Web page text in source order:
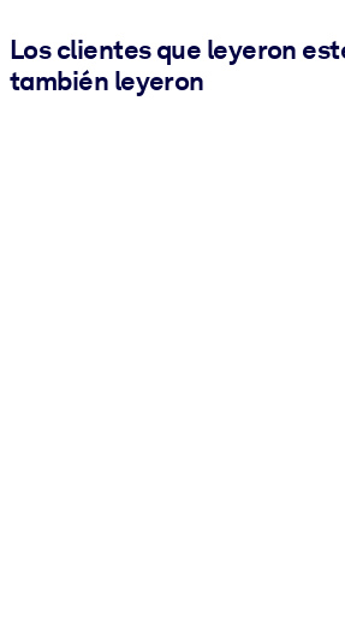
Los clientes que leyeron
también leyeron